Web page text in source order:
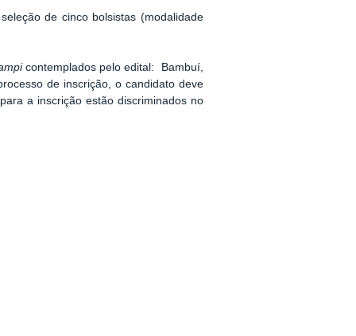
de cinco bolsistas (modalidade
contemplados pelo edital: Bambuí,
de inscrição, o candidato deve
a inscrição estão discriminados no